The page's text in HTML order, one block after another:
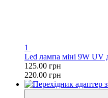
1
Led лампа міні 9W UV
125.00 грн
220.00 грн